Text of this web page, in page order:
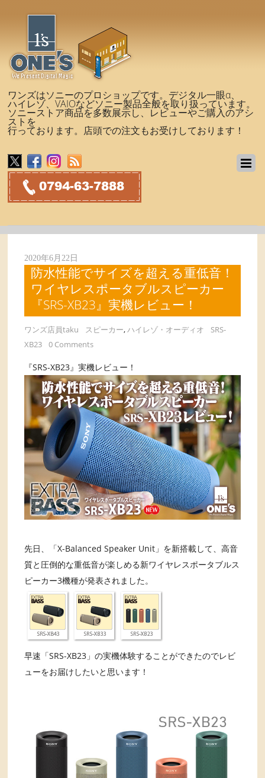
ワンズはソニーのプロショップです。デジタル一眼α、
ハイレゾ、VAIOなどソニー製品全般を取り扱っています。
ソニーストア商品を多数展示し、レビューやご購入のアシ
ストを
行っております。店頭での注文もお受けしております！
2020年6月22日
防水性能でサイズを超える重低音！
ワイヤレスポータブルスピーカー
『SRS-XB23』実機レビュー！
ワンズ店員taku スピーカー,ハイレゾ・オーディオ
SRS-
XB23
0 Comments
『SRS-XB23』実機レビュー！
先日、「X-Balanced Speaker Unit」を新搭載して、高音
質と圧倒的な重低音が楽しめる新ワイヤレスポータブルス
ピーカー3機種が発表されました。
早速「SRS-XB23」の実機体験することができたのでレビ
ューをお届けしたいと思います！